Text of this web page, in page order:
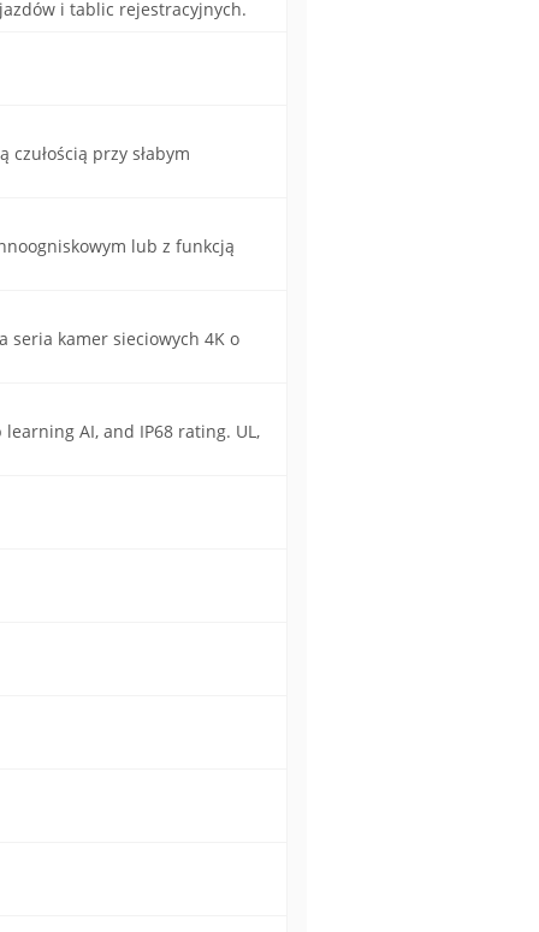
i tablic rejestracyjnych.
przy słabym
lub z funkcją
seria kamer sieciowych 4K o
AI, and IP68 rating. UL,